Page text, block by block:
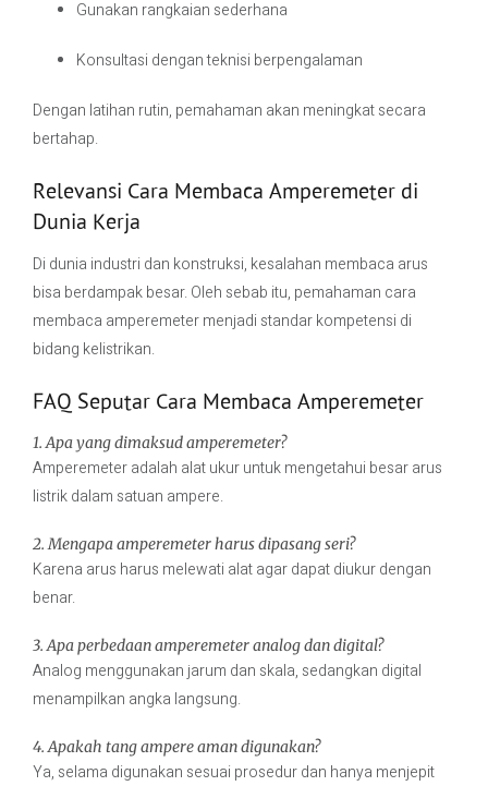
Gunakan rangkaian sederhana
Konsultasi dengan teknisi berpengalaman
Dengan latihan rutin, pemahaman akan meningkat secara
bertahap.
Relevansi Cara Membaca Amperemeter di
Dunia Kerja
Di dunia industri dan konstruksi, kesalahan membaca arus
bisa berdampak besar. Oleh sebab itu, pemahaman cara
membaca amperemeter menjadi standar kompetensi di
bidang kelistrikan.
FAQ Seputar Cara Membaca Amperemeter
1. Apa yang dimaksud amperemeter?
Amperemeter adalah alat ukur untuk mengetahui besar arus
listrik dalam satuan ampere.
2. Mengapa amperemeter harus dipasang seri?
Karena arus harus melewati alat agar dapat diukur dengan
benar.
3. Apa perbedaan amperemeter analog dan digital?
Analog menggunakan jarum dan skala, sedangkan digital
menampilkan angka langsung.
4. Apakah tang ampere aman digunakan?
Ya, selama digunakan sesuai prosedur dan hanya menjepit